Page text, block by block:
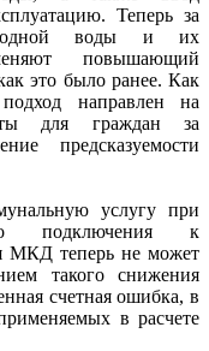
Теперь за
воды и их
повышающий
это было ранее. Как
направлен на
для граждан за
предсказуемости
услугу при
подключения к
МКД теперь не может
такого снижения
счетная ошибка, в
в расчете